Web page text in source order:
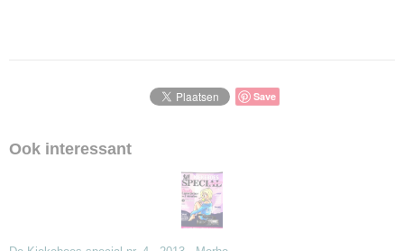
Save
Ook interessant